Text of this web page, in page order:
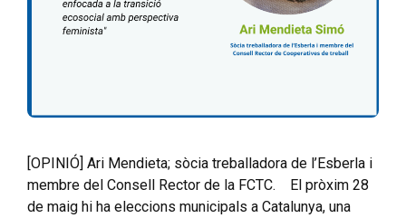
[OPINIÓ] Ari Mendieta; sòcia treballadora de l’Esberla i
membre del Consell Rector de la FCTC. El pròxim 28
de maig hi ha eleccions municipals a Catalunya, una